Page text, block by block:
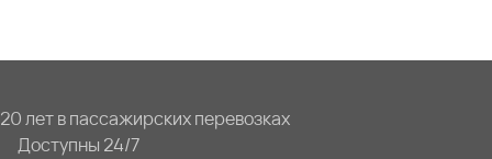
20 лет в пассажирских перевозках
Доступны 24/7